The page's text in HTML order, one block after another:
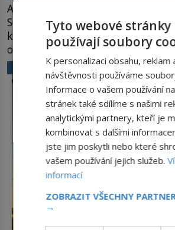
Ani zima nezkazí přítomným
Se slunečními brýlemi hledí na
která má do vesmíru vynést
obyčejnou učitelku. Po několika
ztuhnou úsměvy, stroj totiž
konstrukce není z levného kraje,
poplatníky stojí miliardy dolarů.
zvládnou jen představitelné věci.
Název: Columbia První […]
VĚDA A TECHNIKA
Tyto webové stránky
používají soubory
K personalizaci obsahu, reklam
návštěvnosti používáme
Informace o vašem používání
stránek také sdílíme s našimi
analytickými partnery, kteří je
kombinovat s dalšími
jste jim poskytli nebo které
vašem používání jejich služeb.
informací
ZOBRAZIT VŠECHNY
→